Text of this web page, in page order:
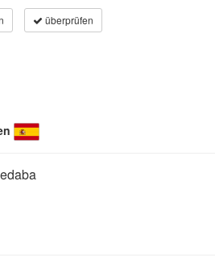
überprüfen